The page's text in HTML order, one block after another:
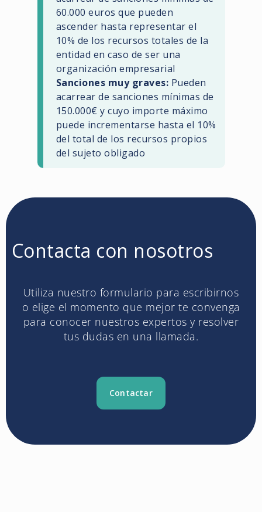
60.000 euros que pueden
ascender hasta representar el
10% de los recursos totales de la
entidad en caso de ser una
organización empresarial
Sanciones muy graves: Pueden
acarrear de sanciones mínimas de
150.000€ y cuyo importe máximo
puede incrementarse hasta el 10%
del total de los recursos propios
del sujeto obligado
Contacta con nosotros
Utiliza nuestro formulario para escribirnos
o elige el momento que mejor te convenga
para conocer nuestros expertos y resolver
tus dudas en una llamada.
Contactar